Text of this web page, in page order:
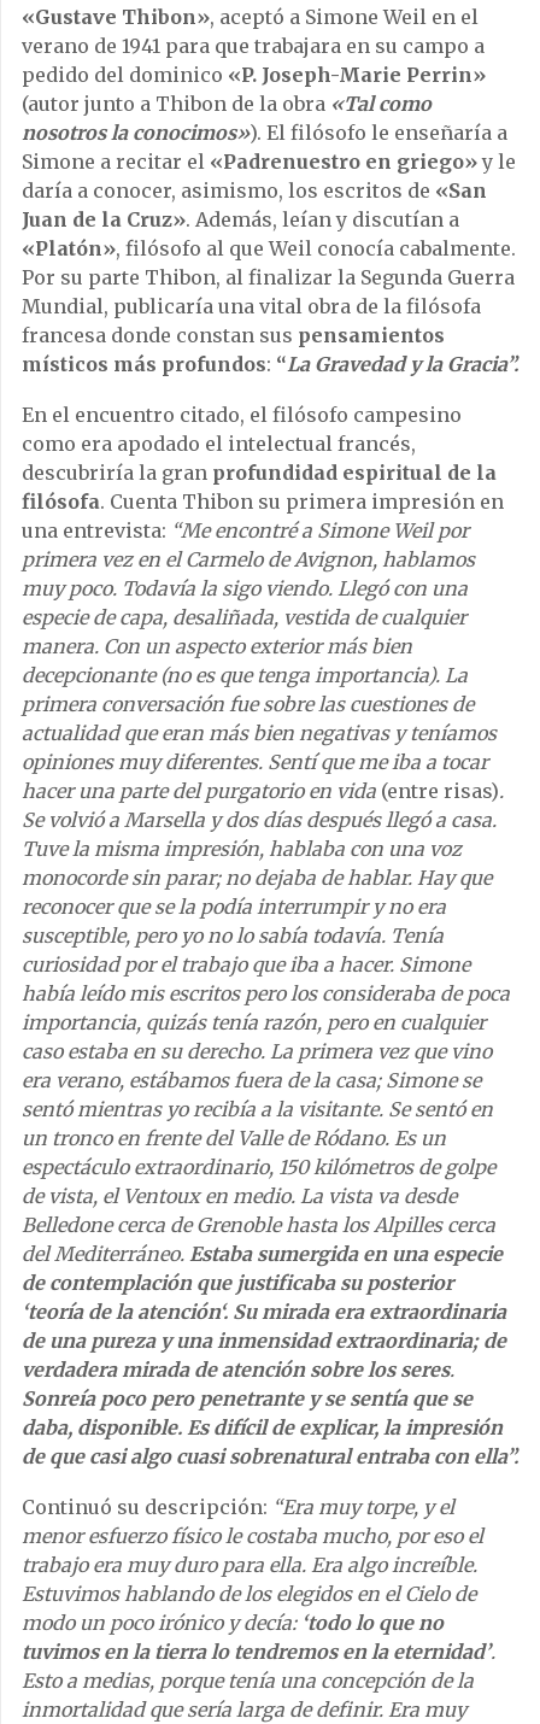
«Gustave Thibon», aceptó a Simone Weil en el
verano de 1941 para que trabajara en su campo a
pedido del dominico «P. Joseph-Marie Perrin»
(autor junto a Thibon de la obra «Tal como
nosotros la conocimos»). El filósofo le enseñaría a
Simone a recitar el «Padrenuestro en griego»y le
daría a conocer, asimismo, los escritos de «San
Juan de la Cruz». Además, leían y discutían a
«Platón», filósofo al que Weil conocía cabalmente.
Por su parte Thibon, al finalizar la Segunda Guerra
Mundial, publicaría una vital obra de la filósofa
francesa donde constan sus pensamientos
místicos más profundos: “La Gravedad y la Gracia”.
En el encuentro citado, el filósofo campesino
como era apodado el intelectual francés,
descubriría la gran profundidad espiritual de la
filósofa. Cuenta Thibon su primera impresión en
una entrevista: “Me encontré a Simone Weil por
primera vez en el Carmelo de Avignon, hablamos
muy poco. Todavía la sigo viendo. Llegó con una
especie de capa, desaliñada, vestida de cualquier
manera. Con un aspecto exterior más bien
decepcionante (no es que tenga importancia). La
primera conversación fue sobre las cuestiones de
actualidad que eran más bien negativas y teníamos
opiniones muy diferentes. Sentí que me iba a tocar
hacer una parte del purgatorio en vida (entre risas).
Se volvió a Marsella y dos días después llegó a casa.
Tuve la misma impresión, hablaba con una voz
monocorde sin parar; no dejaba de hablar. Hay que
reconocer que se la podía interrumpir y no era
susceptible, pero yo no lo sabía todavía. Tenía
curiosidad por el trabajo que iba a hacer. Simone
había leído mis escritos pero los consideraba de poca
importancia, quizás tenía razón, pero en cualquier
caso estaba en su derecho. La primera vez que vino
era verano, estábamos fuera de la casa; Simone se
sentó mientras yo recibía a la visitante. Se sentó en
un tronco en frente del Valle de Ródano. Es un
espectáculo extraordinario, 150 kilómetros de golpe
de vista, el Ventoux en medio. La vista va desde
Belledone cerca de Grenoble hasta los Alpilles cerca
del Mediterráneo. Estaba sumergida en una especie
de contemplación que justificaba su posterior
‘teoría de la atención‘. Su mirada era extraordinaria
de una pureza y una inmensidad extraordinaria; de
verdadera mirada de atención sobre los seres.
Sonreía poco pero penetrante y se sentía que se
daba, disponible. Es difícil de explicar, la impresión
de que casi algo cuasi sobrenatural entraba con ella”.
Continuó su descripción: “Era muy torpe, y el
menor esfuerzo físico le costaba mucho, por eso el
trabajo era muy duro para ella. Era algo increíble.
Estuvimos hablando de los elegidos en el Cielo de
modo un poco irónico y decía: ‘todo lo que no
tuvimos en la tierra lo tendremos en la eternidad’.
Esto a medias, porque tenía una concepción de la
inmortalidad que sería larga de definir. Era muy